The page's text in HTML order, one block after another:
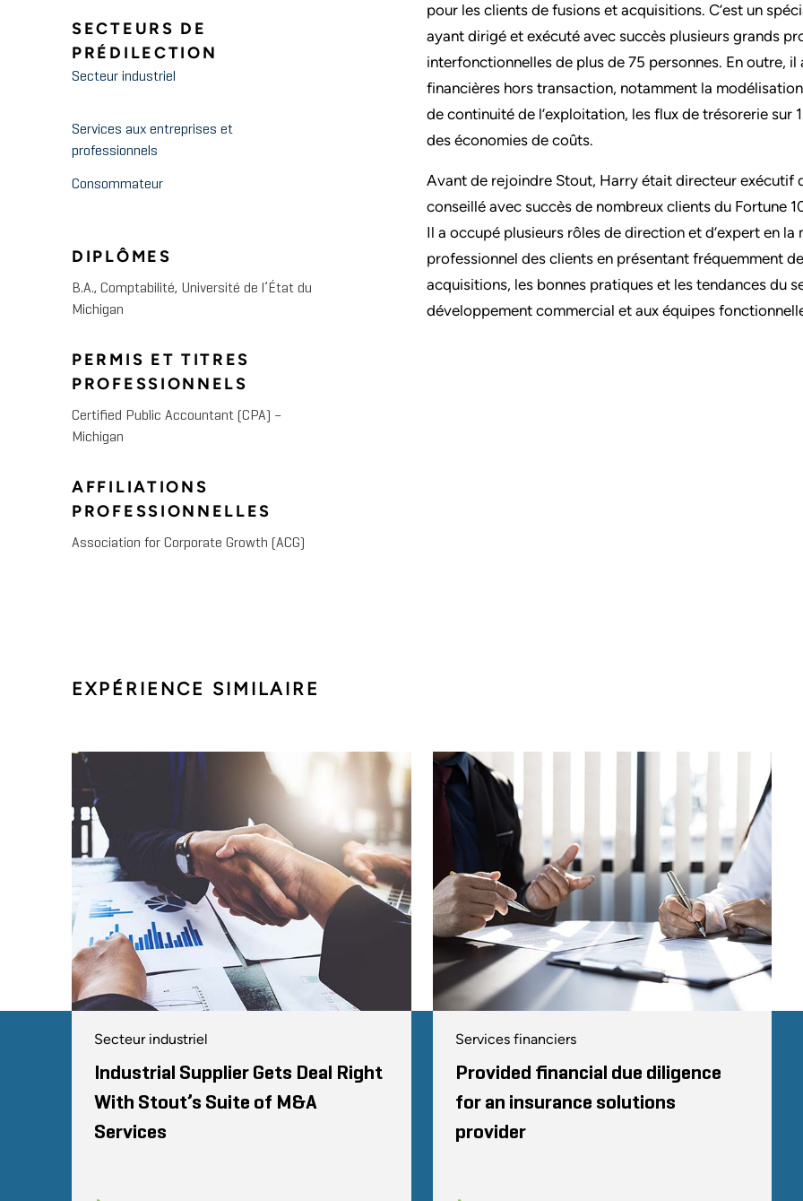
pour les clients de fusions et acquisitions. C’est un
ayant dirigé et exécuté avec succès plusieurs grands
interfonctionnelles de plus de 75 personnes. En outre,
financières hors transaction, notamment la
de continuité de l’exploitation, les flux de trésorerie sur
des économies de coûts.
Avant de rejoindre Stout, Harry était directeur exécutif
conseillé avec succès de nombreux clients du Fortune
Il a occupé plusieurs rôles de direction et d’expert en
professionnel des clients en présentant fréquemment
acquisitions, les bonnes pratiques et les tendances du
développement commercial et aux équipes
SECTEURS DE
PRÉDILECTION
Secteur industriel
Services aux entreprises et
professionnels
Consommateur
DIPLÔMES
B.A., Comptabilité, Université de l’État du
Michigan
PERMIS ET TITRES
PROFESSIONNELS
Certified Public Accountant (CPA) –
Michigan
AFFILIATIONS
PROFESSIONNELLES
Association for Corporate Growth (ACG)
EXPÉRIENCE SIMILAIRE
Secteur industriel
Industrial Supplier Gets Deal Right
With Stout’s Suite of M&A
Services
Services financiers
Provided financial due diligence
for an insurance solutions
provider